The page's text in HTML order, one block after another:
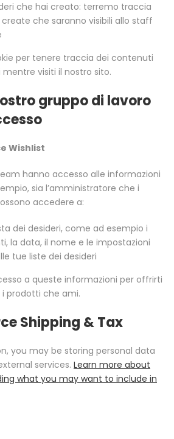
che hai creato: terremo traccia
che saranno visibili allo staff
per tenere traccia dei contenuti
mentre visiti il nostro sito.
gruppo di lavoro
Wishlist
hanno accesso alle informazioni
sia l’amministratore che i
accedere a:
dei desideri, come ad esempio i
la data, il nome e le impostazioni
tue liste dei desideri
a queste informazioni per offrirti
prodotti che ami.
Shipping & Tax
you may be storing personal data
services. Learn more about
what you may want to include in